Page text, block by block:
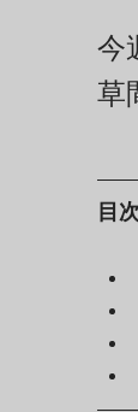
今
草
目次